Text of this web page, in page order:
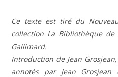
publication :
Ce texte est tiré du
collection La Bibliothèque
Gallimard.
Introduction de Jean
annotés par Jean